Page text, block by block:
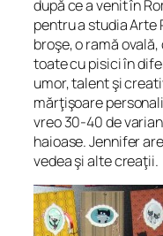
după ce a venit în
pentru a studia
broşe, o ramă
toate cu pisici în
umor, talent şi
mărţişoare
vreo 30-40 de
haioase. Jennifer
vedea şi alte creaţii.